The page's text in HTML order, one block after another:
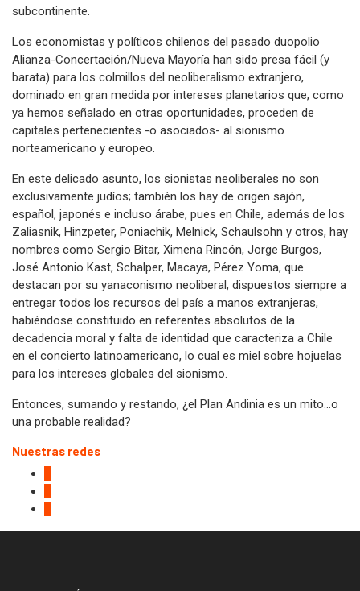
subcontinente.
Los economistas y políticos chilenos del pasado duopolio
Alianza-Concertación/Nueva Mayoría han sido presa fácil (y
barata) para los colmillos del neoliberalismo extranjero,
dominado en gran medida por intereses planetarios que, como
ya hemos señalado en otras oportunidades, proceden de
capitales pertenecientes -o asociados- al sionismo
norteamericano y europeo.
En este delicado asunto, los sionistas neoliberales no son
exclusivamente judíos; también los hay de origen sajón,
español, japonés e incluso árabe, pues en Chile, además de los
Zaliasnik, Hinzpeter, Poniachik, Melnick, Schaulsohn y otros, hay
nombres como Sergio Bitar, Ximena Rincón, Jorge Burgos,
José Antonio Kast, Schalper, Macaya, Pérez Yoma, que
destacan por su yanaconismo neoliberal, dispuestos siempre a
entregar todos los recursos del país a manos extranjeras,
habiéndose constituido en referentes absolutos de la
decadencia moral y falta de identidad que caracteriza a Chile
en el concierto latinoamericano, lo cual es miel sobre hojuelas
para los intereses globales del sionismo.
Entonces, sumando y restando, ¿el Plan Andinia es un mito…o
una probable realidad?
Nuestras redes